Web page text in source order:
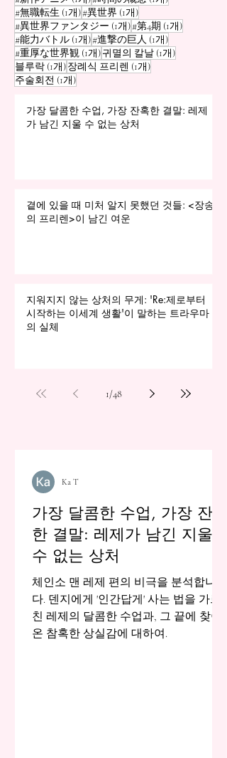
#無職転生 (1개)게시물 1개
#異世界 (1개)게시물 1개
#異世界ファンタジー (1개)게시물 1개
#第4期 (1개)게시물 1개
#能力バトル (1개)게시물 1개
#進撃の巨人 (1개)게시물 1개
#重厚な世界観 (1개)게시물 1개
귀멸의 칼날 (1개)게시물 1개
블루락 (1개)게시물 1개
장례식 프리렌 (1개)게시물 1개
주술회전 (1개)게시물 1개
가장 달콤한 수업, 가장 잔혹한 결말: 레제
가 남긴 지울 수 없는 상처
곁에 있을 때 미처 알지 못했던 것들: <장송
의 프리렌>이 남긴 여운
지워지지 않는 상처의 무게: 'Re:제로부터
시작하는 이세계 생활'이 말하는 트라우마
의 실체
1/48
가장 달콤한 수업, 가장 잔혹
한 결말: 레제가 남긴 지울
수 없는 상처
체인소 맨 레제 편의 비극을 분석합니
다. 덴지에게 '인간답게' 사는 법을 가르
친 레제의 달콤한 수업과, 그 끝에 찾아
온 참혹한 상실감에 대하여.
Ka T